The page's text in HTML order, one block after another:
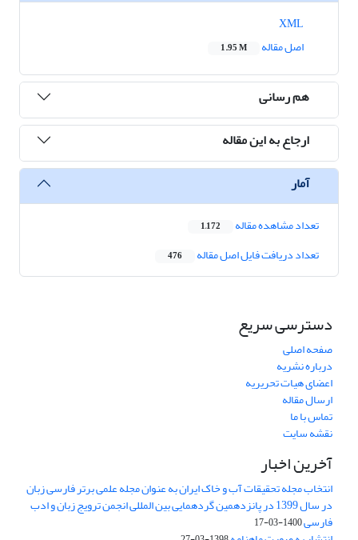
اصل مقاله
1.95 M
هم رسانی
ارجاع به این مقاله
آمار
تعداد مشاهده مقاله 1,172
تعداد دریافت فایل اصل مقاله 476
دسترسی سریع
صفحه اصلی
درباره نشریه
اعضای هیات تحریریه
ارسال مقاله
تماس با ما
نقشه سایت
آخرین اخبار
انتخاب مجله تحقیقات آب و خاک ایران به عنوان مجله علمی برتر فارسی زبان
در سال 1399 در پانزدهمین گردهمایی بین المللی انجمن ترویج زبان و ادب
فارسی1400-03-17